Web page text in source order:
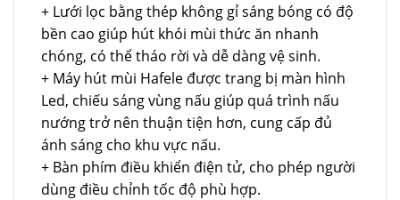
+ Lưới lọc bằng thép không gỉ sáng bóng có độ
bền cao giúp hút khói mùi thức ăn nhanh
chóng, có thể tháo rời và dễ dàng vệ sinh.
+ Máy hút mùi Hafele được trang bị màn hình
Led, chiếu sáng vùng nấu giúp quá trình nấu
nướng trở nên thuận tiện hơn, cung cấp đủ
ánh sáng cho khu vực nấu.
+ Bàn phím điều khiển điện tử, cho phép người
dùng điều chỉnh tốc độ phù hợp.